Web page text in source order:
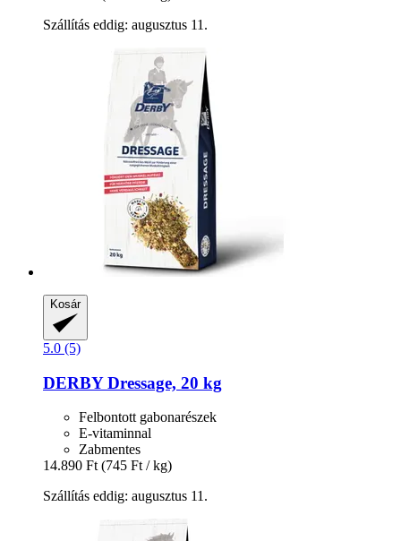
Szállítás eddig: augusztus 11.
Kosár
5.0 (5)
DERBYDressage, 20 kg
Felbontott gabonarészek
E-vitaminnal
Zabmentes
14.890 Ft (745 Ft / kg)
Szállítás eddig: augusztus 11.